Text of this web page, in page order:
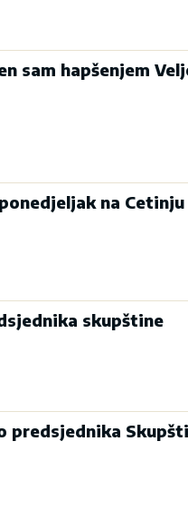
sam hapšenjem
na Cetinju
skupštine
predsjednika